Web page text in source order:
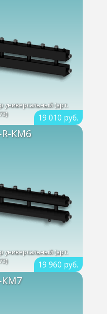
19 010 руб.
универсальный (арт.
19 960 руб.
R-КМ6
универсальный (арт.
КМ7